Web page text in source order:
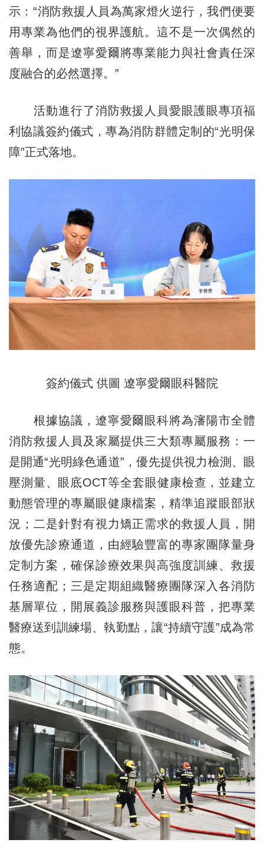
示：“消防救援人員為萬家燈火逆行，我們便要
用專業為他們的視界護航。這不是一次偶然的
善舉，而是遼寧愛爾將專業能力與社會責任深
度融合的必然選擇。”
活動進行了消防救援人員愛眼護眼專項福
利協議簽約儀式，專為消防群體定制的“光明保
障”正式落地。
簽約儀式 供圖 遼寧愛爾眼科醫院
根據協議，遼寧愛爾眼科將為瀋陽市全體
消防救援人員及家屬提供三大類專屬服務：一
是開通“光明綠色通道”，優先提供視力檢測、眼
壓測量、眼底OCT等全套眼健康檢查，並建立
動態管理的專屬眼健康檔案，精準追蹤眼部狀
況；二是針對有視力矯正需求的救援人員，開
放優先診療通道，由經驗豐富的專家團隊量身
定制方案，確保診療效果與高強度訓練、救援
任務適配；三是定期組織醫療團隊深入各消防
基層單位，開展義診服務與護眼科普，把專業
醫療送到訓練場、執勤點，讓“持續守護”成為常
態。